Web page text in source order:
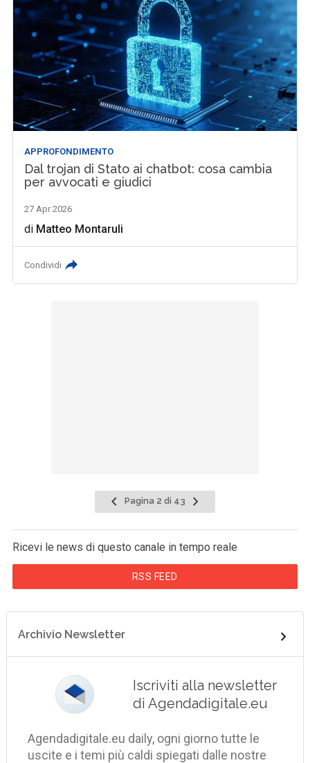
APPROFONDIMENTO
Dal trojan di Stato ai chatbot: cosa cambia
per avvocati e giudici
27 Apr 2026
di Matteo Montaruli
Condividi
Pagina 2 di 43
Ricevi le news di questo canale in tempo reale
RSS FEED
Archivio Newsletter
Iscriviti alla newsletter
di Agendadigitale.eu
Agendadigitale.eu daily, ogni giorno tutte le
uscite e i temi più caldi spiegati dalle nostre